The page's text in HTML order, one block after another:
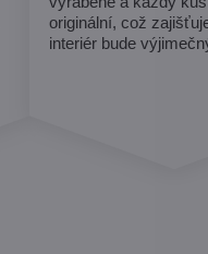
originální, což
interiér bude